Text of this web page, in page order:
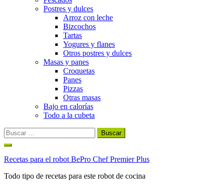
Postres y dulces
Arroz con leche
Bizcochos
Tartas
Yogures y flanes
Otros postres y dulces
Masas y panes
Croquetas
Panes
Pizzas
Otras masas
Bajo en calorías
Todo a la cubeta
Buscar:
Ir
contenido
Recetas para el robot BePro Chef Premier Plus
Todo tipo de recetas para este robot de cocina